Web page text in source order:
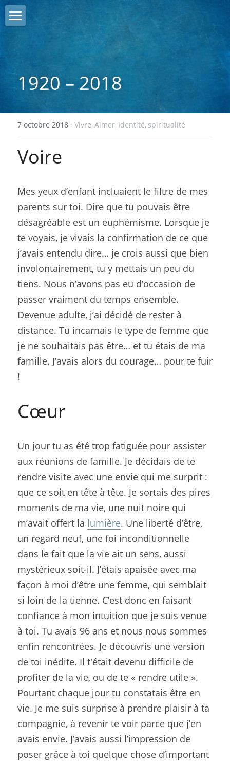
A propos
Me contacter
Photos
Rechercher
1920 – 2018
7 octobre 2018 · Vivre,Aimer, Identité, spiritualité
Voire
Mes yeux d’enfant incluaient le filtre de mes
parents sur toi. Dire que tu pouvais être
désagréable est un euphémisme. Lorsque je
te voyais, je vivais la confirmation de ce que
j’avais entendu dire… je crois aussi que bien
involontairement, tu y mettais un peu du
tiens. Nous n’avons pas eu d’occasion de
passer vraiment du temps ensemble.
Devenue adulte, j’ai décidé de rester à
distance. Tu incarnais le type de femme que
je ne souhaitais pas être… et tu étais de ma
famille. J’avais alors du courage… pour te fuir
!
Cœur
Un jour tu as été trop fatiguée pour assister
aux réunions de famille. Je décidais de te
rendre visite avec une envie qui me surprit :
que ce soit en tête à tête. Je sortais des pires
moments de ma vie, une nuit noire qui
m’avait offert la lumière. Une liberté d’être,
un regard neuf, une foi inconditionnelle
dans le fait que la vie ait un sens, aussi
mystérieux soit-il. J’étais apaisée avec ma
façon à moi d’être une femme, qui semblait
si loin de la tienne. C’est donc en faisant
confiance à mon intuition que je suis venue
à toi. Tu avais 96 ans et nous nous sommes
enfin rencontrées. Je découvris une version
de toi inédite. Il t'était devenu difficile de
profiter de la vie, ou de te « rendre utile ».
Pourtant chaque jour tu constatais être en
vie. Je me suis surprise à prendre plaisir à ta
compagnie, à revenir te voir parce que j’en
avais envie. J’avais aussi l’impression de
poser grâce à toi quelque chose d’important